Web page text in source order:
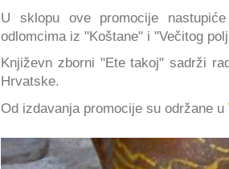
U sklopu ove promocije nastupiće
odlomcima iz "Koštane" i "Večitog
Književn zborni "Ete takoj" sadrži
Hrvatske.
Od izdavanja promocije su održane u